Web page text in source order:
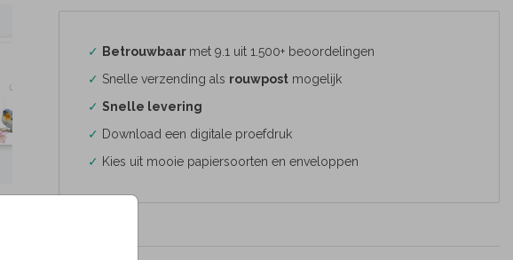
✓ Betrouwbaar met 9.1 uit 1.500+ beoordelingen
✓ Snelle verzending als rouwpostmogelijk
✓ Snelle levering
✓ Download een digitale proefdruk
✓ Kies uit mooie papiersoorten en enveloppen